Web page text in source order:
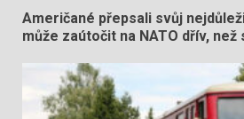
Američané přepsali svůj
může zaútočit na NATO dřív, než